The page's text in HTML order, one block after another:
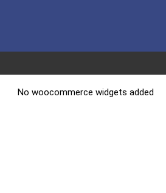
No woocommerce widgets added